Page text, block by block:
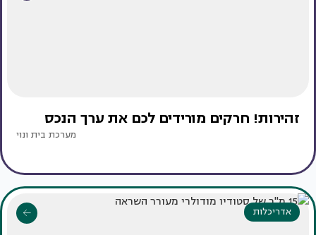
זהירות! חרקים מורידים לכם את ערך הנכס
מערכת בית ונוי
אדריכלות